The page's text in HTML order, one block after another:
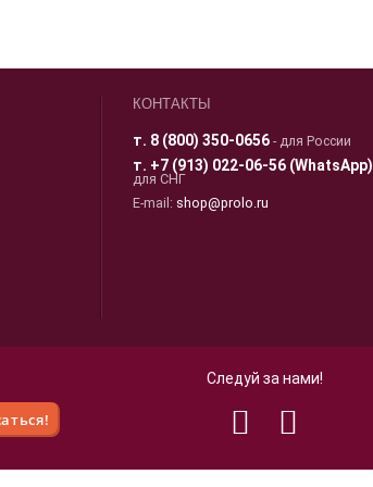
КОНТАКТЫ
т. 8 (800) 350-0656 - для России
т. +7 (913) 022-06-56 (WhatsApp)
для СНГ
E-mail: shop@prolo.ru
Следуй за нами!